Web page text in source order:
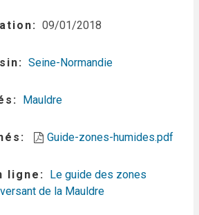
09/01/2018
Seine-Normandie
Mauldre
Guide-zones-humides.pdf
ligne
Le guide des zones
de la Mauldre